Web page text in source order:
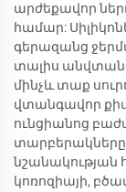
արժեքավոր
համար:
գերազանց
տալիս
մինչև տաք
վտանգավոր
ունցիանոց
նշանակության
կոռոզիայի,